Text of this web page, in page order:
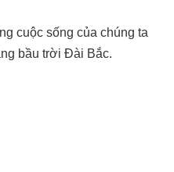
cuộc sống của chúng ta
bầu trời Đài Bắc.